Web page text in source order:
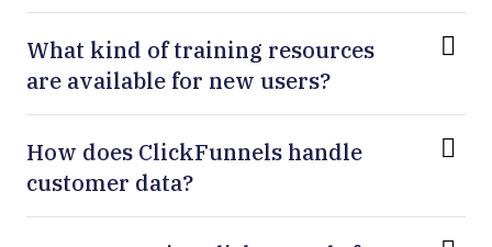
What kind of training resources
are available for new users?
How does ClickFunnels handle
customer data?